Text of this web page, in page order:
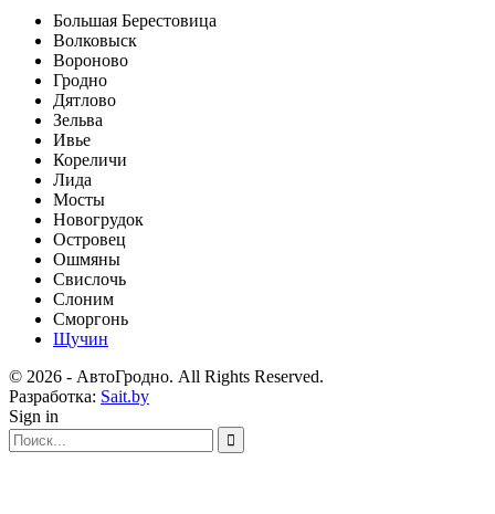
Большая Берестовица
Волковыск
Вороново
Гродно
Дятлово
Зельва
Ивье
Кореличи
Лида
Мосты
Новогрудок
Островец
Ошмяны
Свислочь
Слоним
Сморгонь
Щучин
© 2026 - АвтоГродно. All Rights Reserved.
Разработка: Sait.by
Sign in